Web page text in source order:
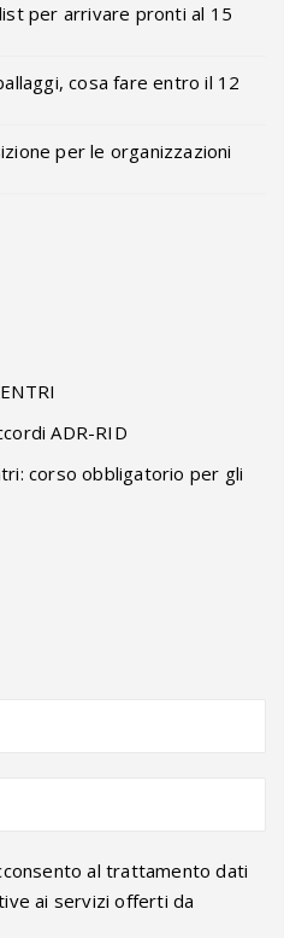
per arrivare pronti al 15
cosa fare entro il 12
per le organizzazioni
ADR-RID
corso obbligatorio per gli
al trattamento dati
ai servizi offerti da